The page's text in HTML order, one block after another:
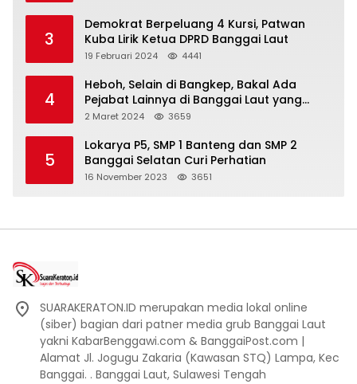
3
Demokrat Berpeluang 4 Kursi, Patwan
Kuba Lirik Ketua DPRD Banggai Laut
19 Februari 2024 4441
4
Heboh, Selain di Bangkep, Bakal Ada
Pejabat Lainnya di Banggai Laut yang
Bakal di Ciduk, Bagini Kata Kapolres!
2 Maret 2024 3659
5
Lokarya P5, SMP 1 Banteng dan SMP 2
Banggai Selatan Curi Perhatian
16 November 2023 3651
SUARAKERATON.ID merupakan media lokal online
(siber) bagian dari patner media grub Banggai Laut
yakni KabarBenggawi.com & BanggaiPost.com |
Alamat Jl. Jogugu Zakaria (Kawasan STQ) Lampa, Kec
Banggai. . Banggai Laut, Sulawesi Tengah